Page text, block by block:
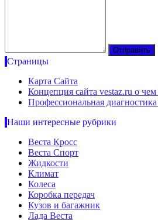
Страницы
Карта Сайта
Концепция сайта vestaz.ru о
Профессиональная
Наши интересные рубрики
Веста Кросс
Веста Спорт
Жидкости
Климат
Колеса
Коробка передач
Кузов и багажник
Лада Веста